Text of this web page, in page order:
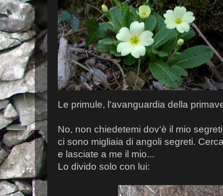
Le primule, l'avanguardia della
No, non chiedetemi dov'è il mio
ci sono migliaia di angoli segreti.
e lasciate a me il mio...
Lo divido solo con lui: